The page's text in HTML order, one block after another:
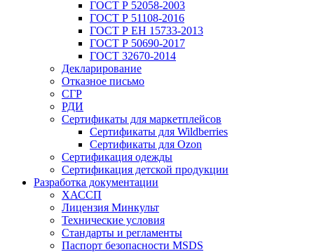
ГОСТ Р 52058-2003
ГОСТ Р 51108-2016
ГОСТ Р ЕН 15733-2013
ГОСТ Р 50690-2017
ГОСТ 32670-2014
Декларирование
Отказное письмо
СГР
РДИ
Сертификаты для маркетплейсов
Сертификаты для Wildberries
Сертификаты для Ozon
Сертификация одежды
Сертификация детской продукции
Разработка документации
ХАССП
Лицензия Минкульт
Технические условия
Стандарты и регламенты
Паспорт безопасности MSDS